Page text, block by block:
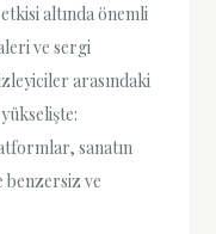
altında önemli
ve sergi
izleyiciler arasındaki
sanatın
benzersiz ve